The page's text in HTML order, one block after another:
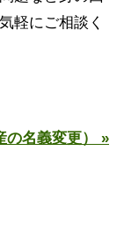
軽にご相談く
の名義変更） »